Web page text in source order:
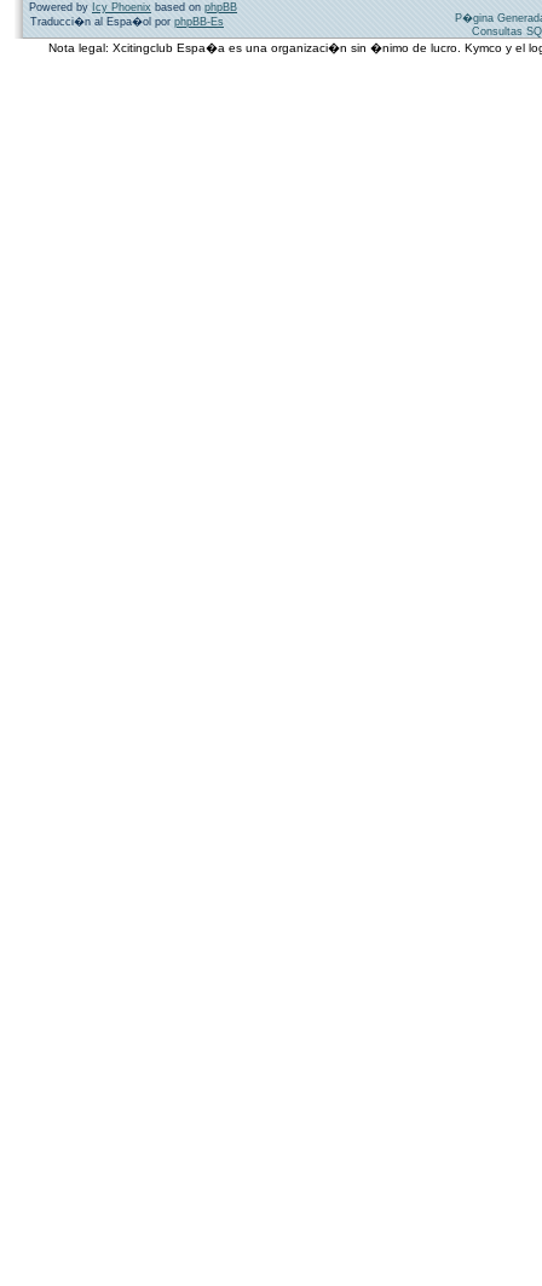
Powered by Icy Phoenix based on phpBB
Traducci�n al Espa�ol por phpBB-Es
P�gina
Consultas
Nota legal: Xcitingclub Espa�a es una organizaci�n sin �nimo de lucro. Kymco y el